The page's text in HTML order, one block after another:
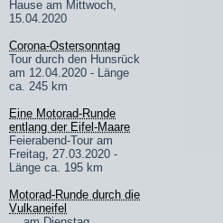
Hause am Mittwoch,
15.04.2020
Corona-Ostersonntag
Tour durch den Hunsrück
am 12.04.2020 - Länge
ca. 245 km
Eine Motorad-Runde
entlang der Eifel-Maare
Feierabend-Tour am
Freitag, 27.03.2020 -
Länge ca. 195 km
Motorad-Runde durch die
Vulkaneifel